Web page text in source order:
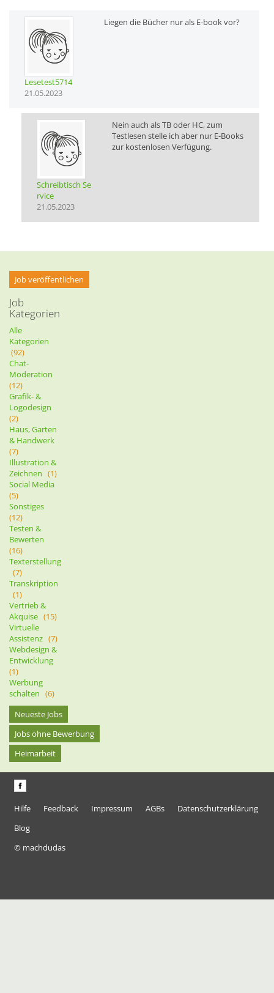
Lesetest5714
21.05.2023
Liegen die Bücher nur als E-book vor?
Schreibtisch Se
rvice
21.05.2023
Nein auch als TB oder HC, zum
Testlesen stelle ich aber nur E-Books
zur kostenlosen Verfügung.
Job veröffentlichen
Job
Kategorien
Alle
Kategorien
(92)
Chat-
Moderation
(12)
Grafik- &
Logodesign
(2)
Haus, Garten
& Handwerk
(7)
Illustration &
Zeichnen (1)
Social Media
(5)
Sonstiges
(12)
Testen &
Bewerten
(16)
Texterstellung
(7)
Transkription
(1)
Vertrieb &
Akquise (15)
Virtuelle
Assistenz (7)
Webdesign &
Entwicklung
(1)
Werbung
schalten (6)
Neueste Jobs
Jobs ohne Bewerbung
Heimarbeit
Hilfe Feedback Impressum AGBs
Datenschutzerklärung
Blog
© machdudas